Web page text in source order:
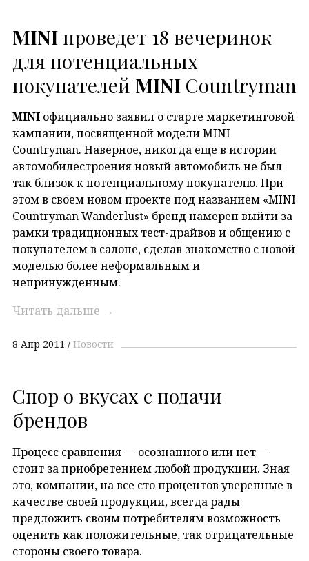
MINI проведет 18 вечеринок
для потенциальных
покупателей MINI Countryman
MINI официально заявил о старте маркетинговой
кампании, посвященной модели MINI
Countryman. Наверное, никогда еще в истории
автомобилестроения новый автомобиль не был
так близок к потенциальному покупателю. При
этом в своем новом проекте под названием «MINI
Countryman Wanderlust» бренд намерен выйти за
рамки традиционных тест-драйвов и общению с
покупателем в салоне, сделав знакомство с новой
моделью более неформальным и
непринужденным.
Читать дальше →
8 Апр 2011 Новости
Спор о вкусах с подачи
брендов
Процесс сравнения — осознанного или нет —
стоит за приобретением любой продукции. Зная
это, компании, на все сто процентов уверенные в
качестве своей продукции, всегда рады
предложить своим потребителям возможность
оценить как положительные, так отрицательные
стороны своего товара.